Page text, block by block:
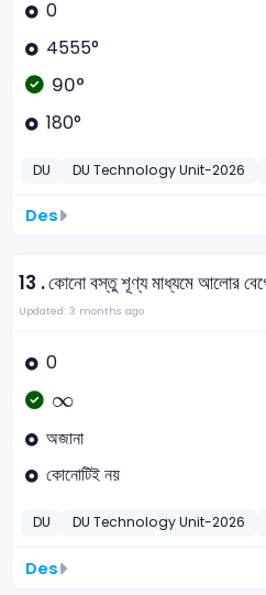
0
4555°
90°
180°
DU DU Technology Unit-2026
Des
13 .কোনো বস্তু শূণ্য মাধ্যমে আলোর
Updated: 3 months ago
0
∞
∞
অজানা
কোনোটিই নয়
DU DU Technology Unit-2026
Des